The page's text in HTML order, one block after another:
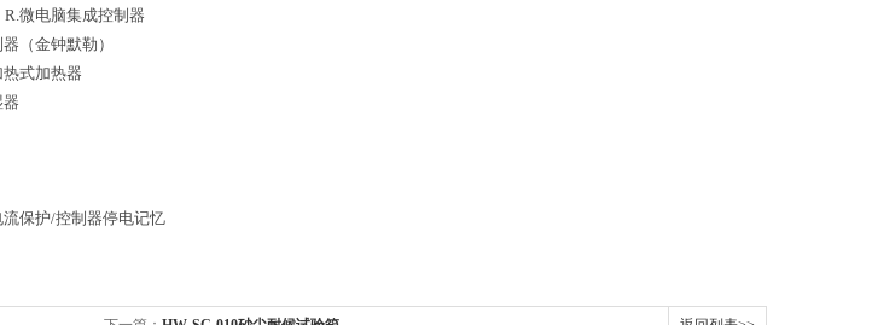
微电脑集成控制器
（金钟默勒）
式加热器
保护/控制器停电记忆